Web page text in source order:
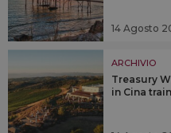
14 Agosto
ARCHIVIO
Treasury
in Cina